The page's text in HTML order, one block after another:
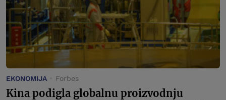
EKONOMIJA Forbes
Kina podigla globalnu proizvodnju